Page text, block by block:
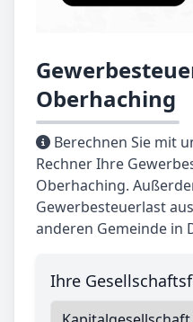
Oberhaching
Berechnen Sie mit
Rechner Ihre
Oberhaching.
Gewerbesteuerlast
anderen Gemeinde in
Ihre